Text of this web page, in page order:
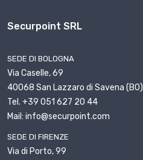
Securpoint SRL
SEDE DI BOLOGNA
Via Caselle, 69
40068 San Lazzaro di Savena (BO)
Tel. +39 051 627 20 44
Mail: info@securpoint.com
SEDE DI FIRENZE
Via di Porto, 99